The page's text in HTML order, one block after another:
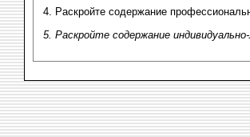
4. Раскройте содержание
5. Раскройте содержание